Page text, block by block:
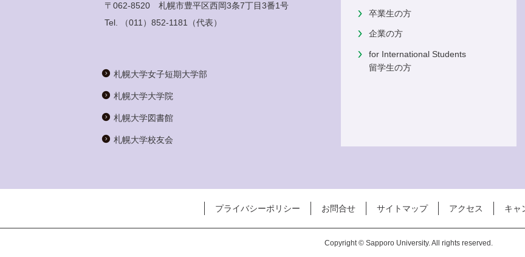
〒062-8520 札幌市豊平区西岡3条7丁目3番1号
Tel.
（011）852-1181 （代表）
札幌大学女子短期大学部
札幌大学大学院
札幌大学図書館
札幌大学校友会
卒業生の方
企業の方
for International Students
留学生の方
プライバシーポリシー お問合せ サイトマップ アクセス キャ
Copyright © Sapporo University. All rights reserved.